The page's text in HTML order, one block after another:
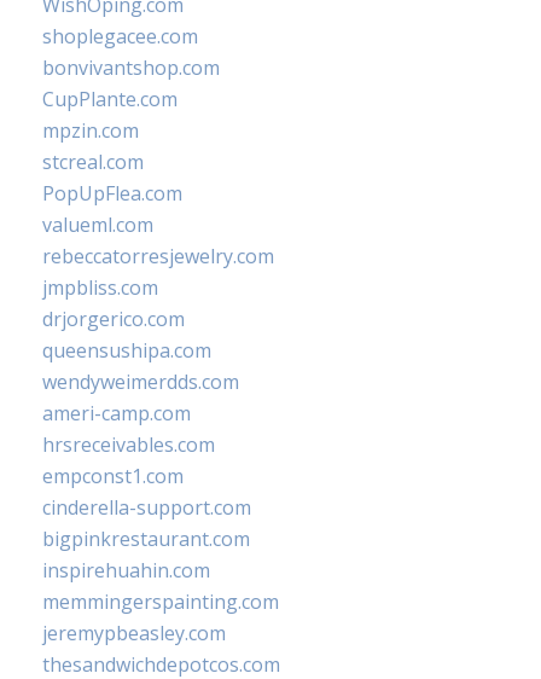
shoplegacee.com
bonvivantshop.com
CupPlante.com
mpzin.com
stcreal.com
PopUpFlea.com
valueml.com
rebeccatorresjewelry.com
jmpbliss.com
drjorgerico.com
queensushipa.com
wendyweimerdds.com
ameri-camp.com
hrsreceivables.com
empconst1.com
cinderella-support.com
bigpinkrestaurant.com
inspirehuahin.com
memmingerspainting.com
jeremypbeasley.com
thesandwichdepotcos.com